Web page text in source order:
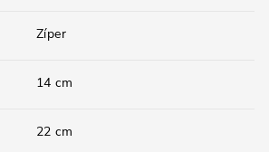
Zíper
14 cm
22 cm